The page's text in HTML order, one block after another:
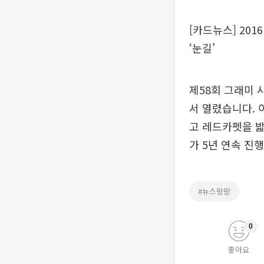
[카드뉴스]
‘눈길’
제58회 그래미
서 열렸습니다.
고 레드카펫을
가 5년 연속 진
#뉴스팡팡
좋아요
0